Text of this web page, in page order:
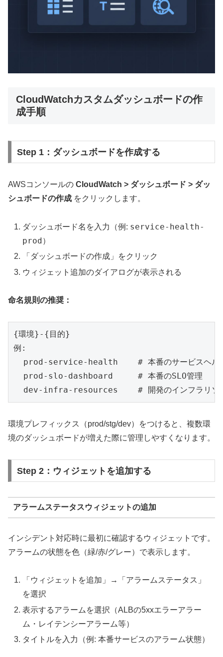
CloudWatchカスタムダッシュボードの作
成手順
Step 1：ダッシュボードを作成する
AWSコンソールの CloudWatch > ダッシュボード > ダッ
シュボードの作成 をクリックします。
ダッシュボード名を入力（例: service-health-
prod ）
「ダッシュボードの作成」をクリック
ウィジェット追加のダイアログが表示される
命名規則の推奨：
{環境}-{目的}
例:
prod-service-health    # 本番のサービスヘル
  prod-slo-dashboard     # 本番のSLO管理
環境プレフィックス（prod/stg/dev）をつけると、複数環
境のダッシュボードが増えた際に管理しやすくなります。
Step 2：ウィジェットを追加する
アラームステータスウィジェットの追加
インシデント対応時に最初に確認するウィジェットです。
アラームの状態を色（緑/赤/グレー）で表示します。
「ウィジェットを追加」→「アラームステータス」
を選択
表示するアラームを選択（ALBの5xxエラーアラー
ム・レイテンシーアラーム等）
タイトルを入力（例:本番サービスのアラーム状態）